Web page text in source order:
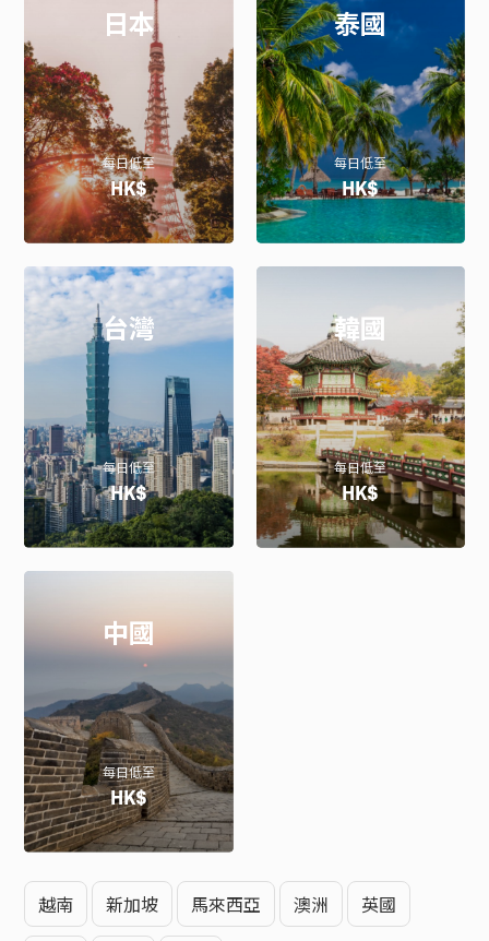
日本
每日低至
HK$
泰國
每日低至
HK$
台灣
每日低至
HK$
韓國
每日低至
HK$
中國
每日低至
HK$
越南 新加坡 馬來西亞 澳洲 英國